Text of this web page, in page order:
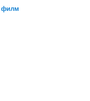
филм